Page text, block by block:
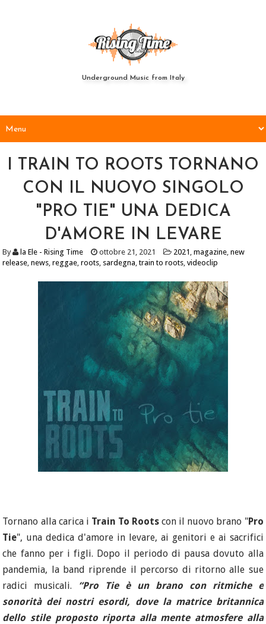
Underground Music from Italy
I TRAIN TO ROOTS TORNANO
CON IL NUOVO SINGOLO
"PRO TIE" UNA DEDICA
D'AMORE IN LEVARE
By la Ele - Rising Time ottobre 21, 2021 2021 ,magazine,new
release,news,reggae,roots, sardegna,train to roots,videoclip
Tornano alla carica i Train To Rootscon il nuovo brano "Pro
Tie", una dedica d'amore in levare, ai genitori e ai sacrifici
che fanno per i figli. Dopo il periodo di pausa dovuto alla
pandemia, la band riprende il percorso di ritorno alle sue
radici musicali. “Pro Tie è un brano con ritmiche e
sonorità dei nostri esordi, dove la matrice britannica
dello stile proposto riporta alla mente atmosfere alla